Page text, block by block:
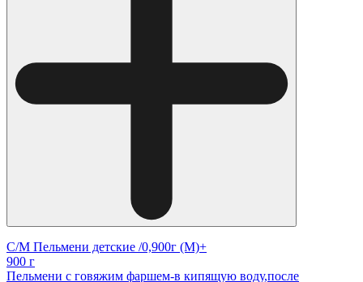
С/М Пельмени детские /0,900г (М)+
900 г
Пельмени с говяжим фаршем-в кипящую воду,после